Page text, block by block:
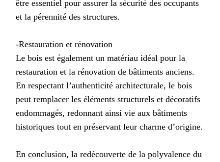
être essentiel pour assurer la sécurité des occupants
et la pérennité des structures.
-Restauration et rénovation
Le bois est également un matériau idéal pour la
restauration et la rénovation de bâtiments anciens.
En respectant l’authenticité architecturale, le bois
peut remplacer les éléments structurels et décoratifs
endommagés, redonnant ainsi vie aux bâtiments
historiques tout en préservant leur charme d’origine.
En conclusion, la redécouverte de la polyvalence du